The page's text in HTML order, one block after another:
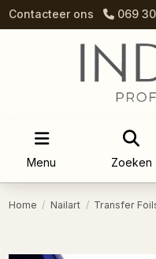
Contacteer ons 069
Menu Zoeken
Home Nailart Transfer